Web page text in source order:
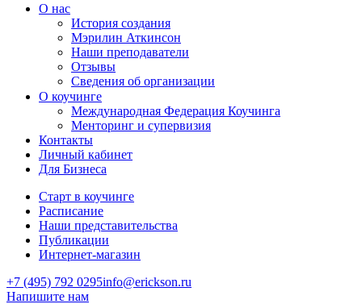
О нас
История создания
Мэрилин Аткинсон
Наши преподаватели
Отзывы
Сведения об организации
О коучинге
Международная Федерация Коучинга
Менторинг и супервизия
Контакты
Личный кабинет
Для Бизнеса
Старт в коучинге
Расписание
Наши представительства
Публикации
Интернет-магазин
+7 (495) 792 0295info@erickson.ru
Напишите нам